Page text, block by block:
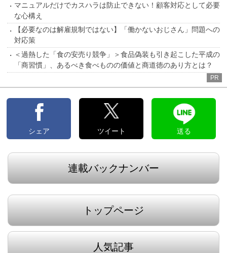
マニュアルだけでカスハラは防止できない！顧客対応として必要
な心構え
【必要なのは解雇規制ではない】「働かないおじさん」問題への
対応策
＜過熱した「食の安売り競争」＞食品偽装も引き起こした平成の
「商習慣」、あるべき食べものの価値と商道徳のあり方とは？
PR
シェア ツイート 送る
連載バックナンバー
トップページ
人気記事